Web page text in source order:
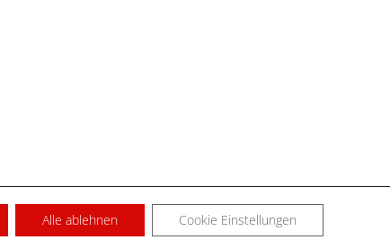
KONTAKT
Alle ablehnen Cookie Einstellungen